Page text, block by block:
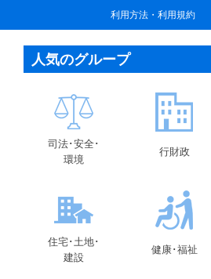
利用方法・利用規約
ペ
メニューを飛ばして
文
人気のグループ
司法･安全･
環境
行財政
住宅･土地･
建設
健康･福祉